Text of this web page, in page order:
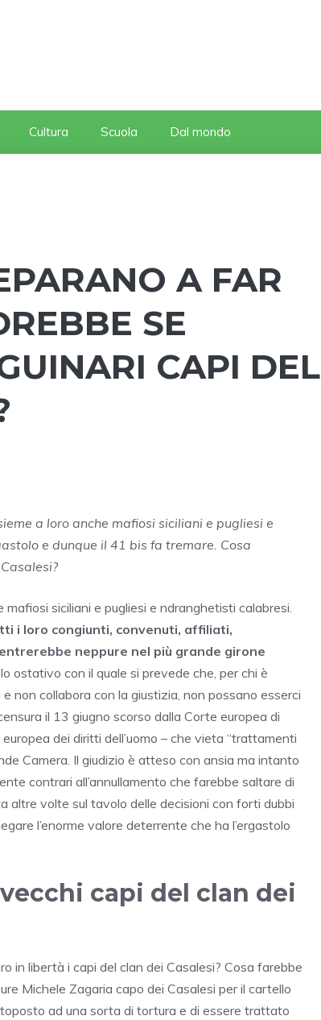
Cultura Scuola Dal mondo
A FAR
SE
CAPI DEL
a loro anche mafiosi siciliani e pugliesi e
e dunque il 41 bis fa tremare. Cosa
siciliani e pugliesi e ndranghetisti calabresi.
i loro congiunti, convenuti, affiliati,
neppure nel più grande girone
ostativo con il quale si prevede che, per chi è
non collabora con la giustizia, non possano esserci
il 13 giugno scorso dalla Corte europea di
dei diritti dell’uomo – che vieta “trattamenti
Camera. Il giudizio è atteso con ansia ma intanto
contrari all’annullamento che farebbe saltare di
altre volte sul tavolo delle decisioni con forti dubbi
l’enorme valore deterrente che ha l’ergastolo
capi del clan dei
in libertà i capi del clan dei Casalesi? Cosa farebbe
Michele Zagaria capo dei Casalesi per il cartello
ad una sorta di tortura e di essere trattato